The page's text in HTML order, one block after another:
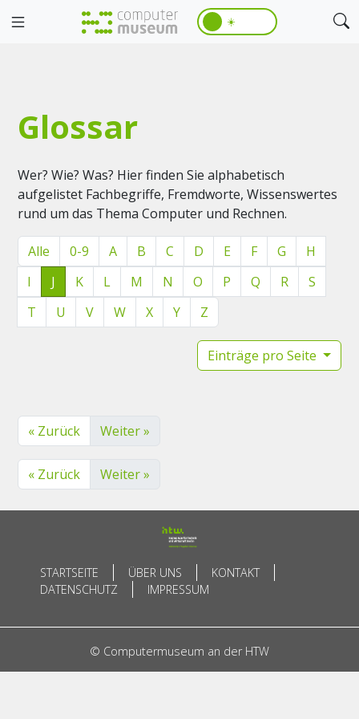
☀️
Glossar
Wer? Wie? Was? Hier finden Sie alphabetisch
aufgelistet Fachbegriffe, Fremdworte, Wissenswertes
rund um das Thema Computer und Rechnen.
Alle 0-9 A B C D E F G
H
I
J K L M N O P Q R
S
T
U V W X Y Z
Einträge pro Seite
« Zurück Weiter »
« Zurück Weiter »
STARTSEITE ÜBER UNS
KONTAKT
DATENSCHUTZ
IMPRESSUM
© Computermuseum an der HTW